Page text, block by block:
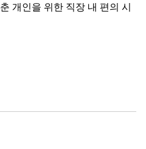
개인을 위한 직장 내 편의 시